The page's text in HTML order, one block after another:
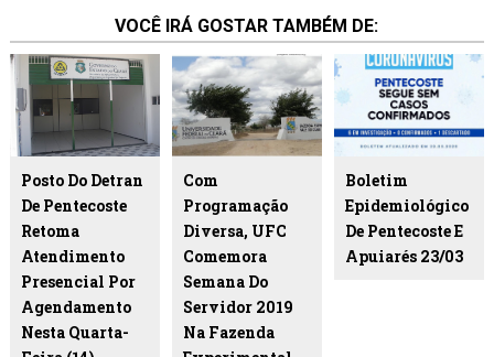
VOCÊ IRÁ GOSTAR TAMBÉM DE:
Posto Do Detran
De Pentecoste
Retoma
Atendimento
Presencial Por
Agendamento
Nesta Quarta-
Com
Programação
Diversa, UFC
Comemora
Semana Do
Servidor 2019
Na Fazenda
Boletim
Epidemiológico
De Pentecoste E
Apuiarés 23/03